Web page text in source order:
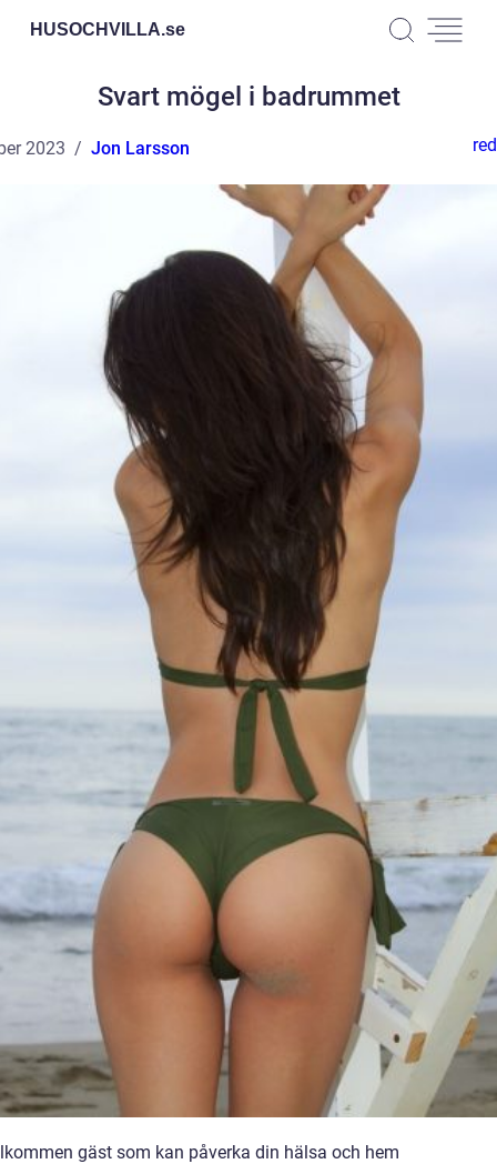
HUSOCHVILLA.se
Svart mögel i badrummet
2023 Jon Larsson
gäst som kan påverka din hälsa och hem